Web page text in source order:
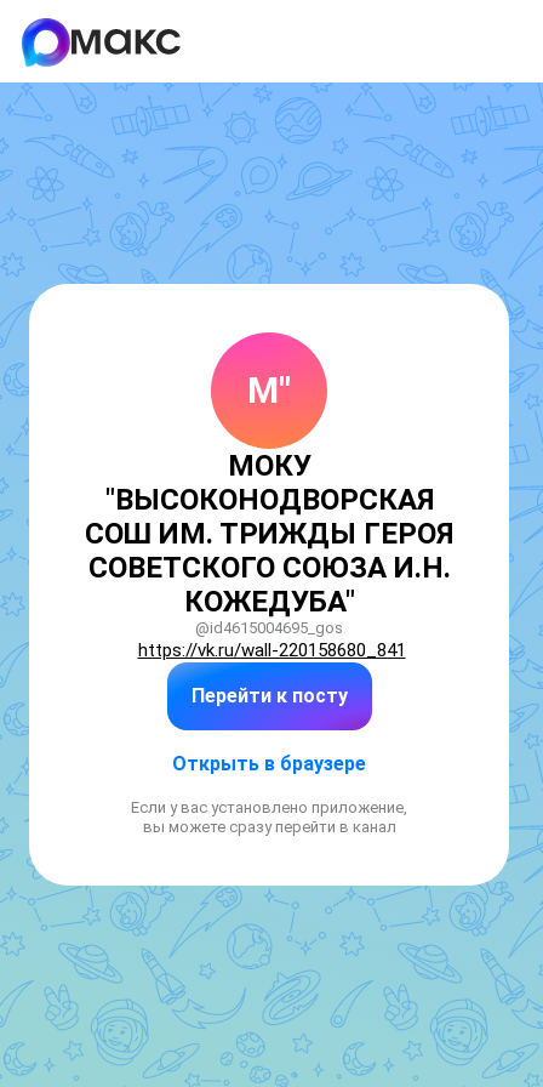
М"
МОКУ
"ВЫСОКОНОДВОРСКАЯ
СОШ ИМ. ТРИЖДЫ ГЕРОЯ
СОВЕТСКОГО СОЮЗА И.Н.
КОЖЕДУБА"
@id4615004695_gos
https://vk.ru/wall-220158680_841
Перейти к посту
Открыть в браузере
Если у вас установлено приложение,
вы можете сразу перейти в канал